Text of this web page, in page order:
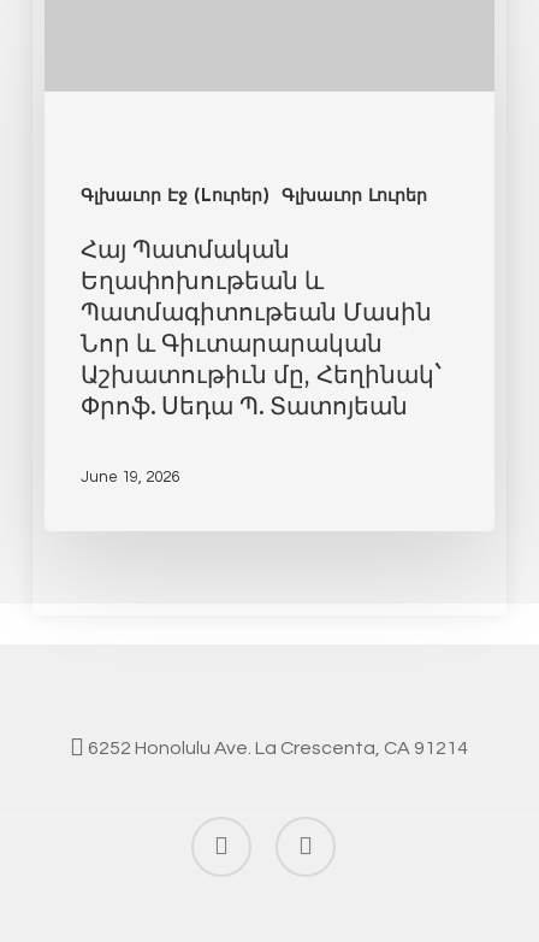
Գլխաւոր Էջ (Lուրեր) Գլխաւոր Լուրեր
Հայ Պատմական
Եղափոխութեան և
Պատմագիտութեան Մասին
Նոր և Գիւտարարական
Աշխատութիւն մը, Հեղինակ`
Փրոֆ. Սեդա Պ. Տատոյեան
June 19, 2026
6252 Honolulu Ave. La Crescenta, CA 91214
facebook instagram